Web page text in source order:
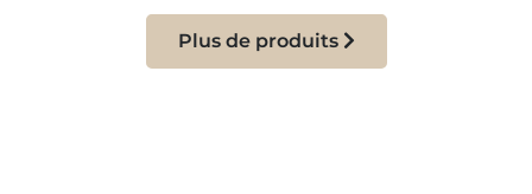
Plus de produits